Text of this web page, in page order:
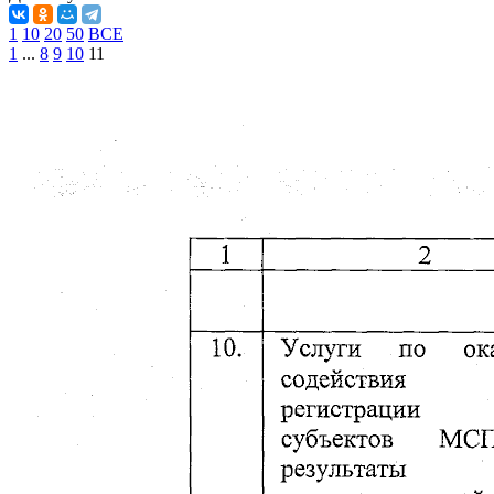
1 10 20 50 ВСЕ
1 ... 8 9 10 11